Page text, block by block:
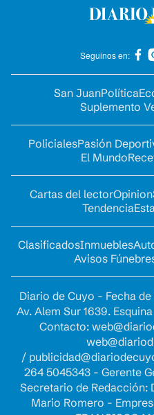
Seguinos en:
San JuanPolítica
Suplemento
PolicialesPasión
El Mundo
Cartas del lectorOpinion
Tendencia
ClasificadosInmuebles
Avisos
Diario de Cuyo - Fecha
Av. Alem Sur 1639.
Contacto:
/
264 5045343 - Gerente
Secretario de Redacción:
Mario Romero -